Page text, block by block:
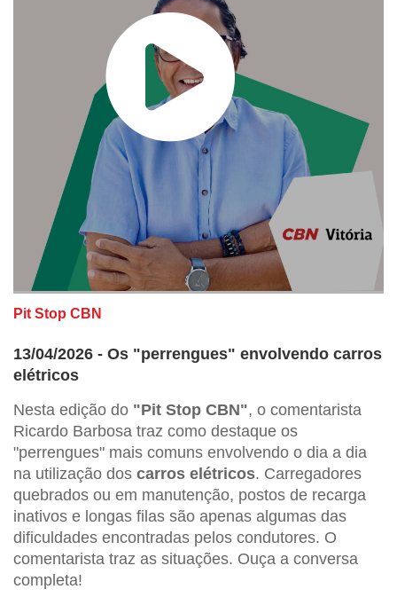
Pit Stop CBN
13/04/2026 - Os "perrengues" envolvendo carros
elétricos
Nesta edição do "Pit Stop CBN", o comentarista
Ricardo Barbosa traz como destaque os
"perrengues" mais comuns envolvendo o dia a dia
na utilização dos carros elétricos. Carregadores
quebrados ou em manutenção, postos de recarga
inativos e longas filas são apenas algumas das
dificuldades encontradas pelos condutores. O
comentarista traz as situações. Ouça a conversa
completa!